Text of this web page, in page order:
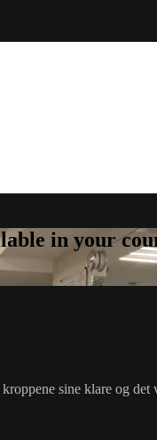
in your
sine klare og